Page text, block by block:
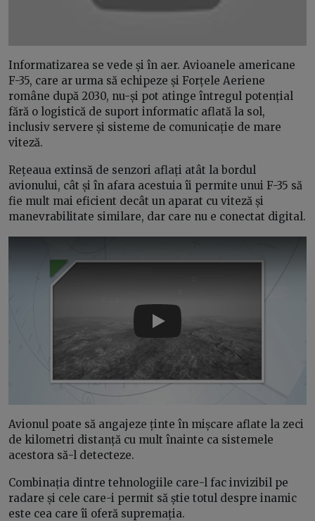
Informatizarea se vede și în aer. Avioanele americane
F-35, care ar urma să echipeze și Forțele Aeriene
române după 2030, nu-și pot atinge întregul potențial
fără o logistică de suport informatic aflată la sol,
inclusiv servere și sisteme de comunicație de mare
viteză.
Rețeaua extinsă de senzori aflați atât la bordul
avionului, cât și în afara acestuia îi permite unui F-35 să
fie mult mai eficient decât un aparat cu viteză și
manevrabilitate similare, dar care nu e conectat digital.
Play
Avionul poate să angajeze ținte în mișcare aflate la zeci
de kilometri distanță cu mult înainte ca sistemele
acestora să-l detecteze.
Combinația dintre tehnologiile care-l fac invizibil pe
radare și cele care-i permit să știe totul despre inamic
este cea care îi oferă supremația.